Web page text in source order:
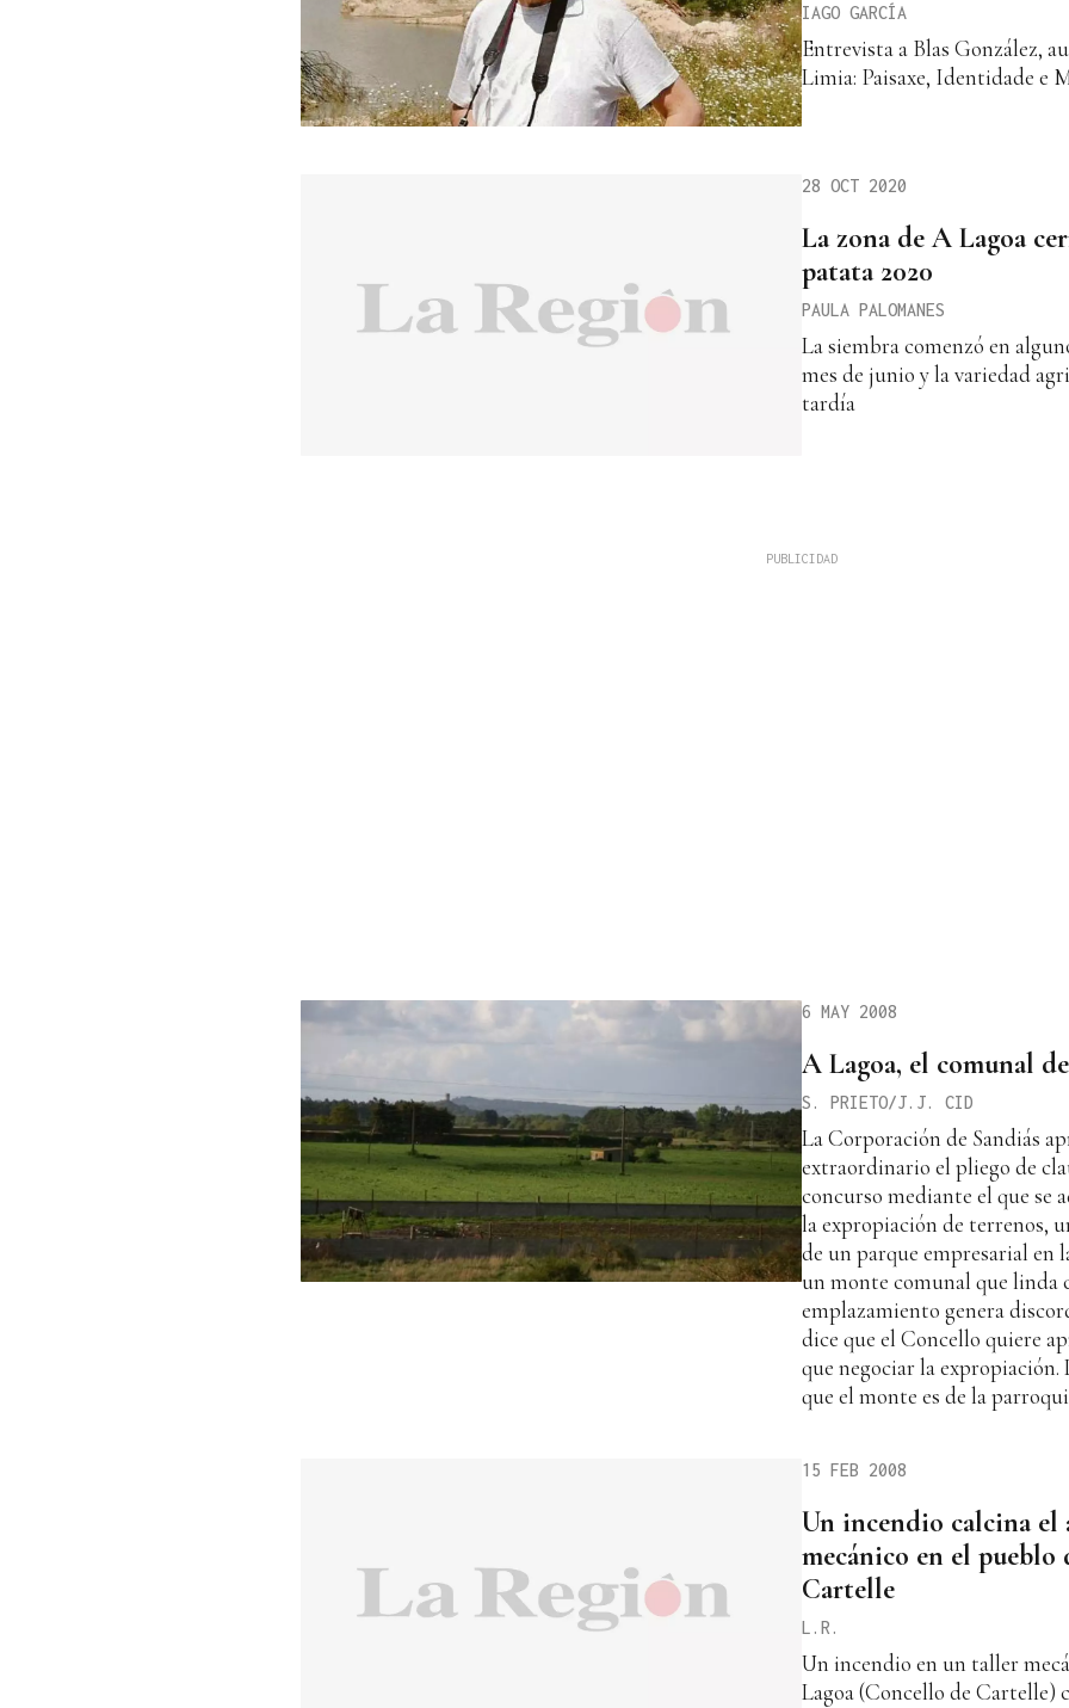
IAGO GARCÍA
Entrevista a Blas González,
Limia: Paisaxe, Identidade e
28 OCT 2020
La zona de A Lagoa
patata 2020
PAULA PALOMANES
La siembra comenzó en
mes de junio y la variedad
tardía
6 MAY 2008
A Lagoa, el comunal
S. PRIETO/J.J. CID
La Corporación de Sandiás
extraordinario el pliego de
concurso mediante el que se
la expropiación de terrenos,
de un parque empresarial en
un monte comunal que linda
emplazamiento genera
dice que el Concello quiere
que negociar la expropiación.
que el monte es de la
15 FEB 2008
Un incendio calcina el
mecánico en el pueblo
Cartelle
L.R.
Un incendio en un taller
Lagoa (Concello de Cartelle)